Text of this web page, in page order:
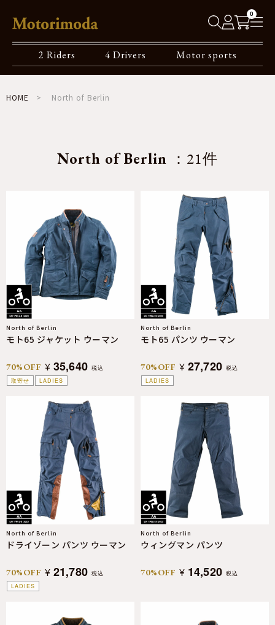
0
2 Riders 4 Drivers Motor sports
HOME North of Berlin
North of Berlin ：21件
取寄せ LADIES
North of Berlin
モト65 ジャケット ウーマン
70%OFF ¥ 35,640 税込
LADIES
North of Berlin
モト65 パンツ ウーマン
70%OFF ¥ 27,720 税込
LADIES
North of Berlin
ドライゾーン パンツ ウーマン
70%OFF ¥ 21,780 税込
North of Berlin
ウィングマン パンツ
70%OFF ¥ 14,520 税込